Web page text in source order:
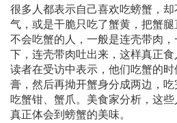
很多人都表示自己喜欢吃螃蟹，
气，或是干脆只吃了蟹黄，把蟹腿
不会吃蟹的人，一般是连壳带肉
下，连壳带肉吐出来，这样真正
读者在受访中表示，他们吃蟹的
膏，然后再拗开蟹身分成两边，
吃蟹钳、蟹爪。美食家分析，这
真正体会到螃蟹的美味。